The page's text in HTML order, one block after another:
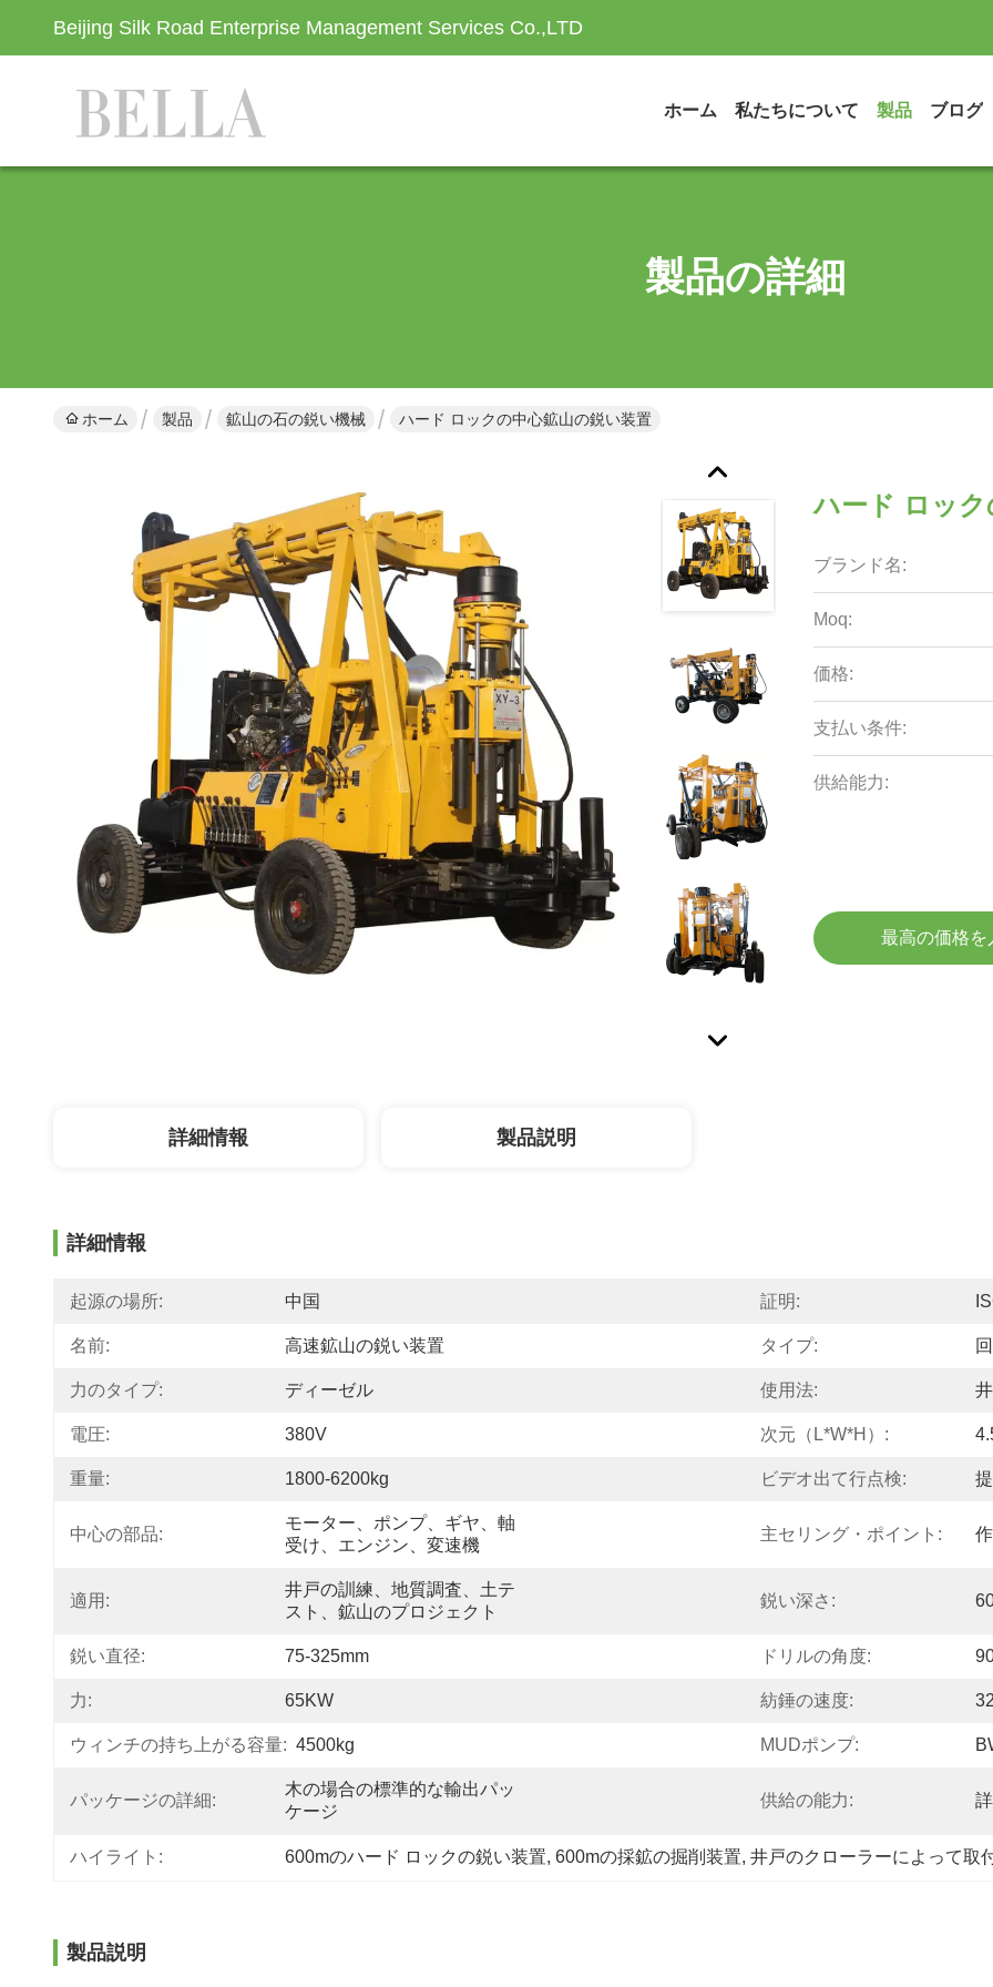
Beijing Silk Road Enterprise Management Services Co.,LTD
ホーム 私たちについて 製品 ブログ
製品の詳細
ホーム 製品 鉱山の石の鋭い機械 ハード ロックの中心鉱山の鋭い装置
ハード ロッ
ブランド名:
Moq:
価格:
支払い条件:
供給能力:
最高の価格を
詳細情報 製品説明
詳細情報
起源の場所: 中国 証明:
名前: 高速鉱山の鋭い装置 タイプ:
力のタイプ: ディーゼル 使用法:
電圧: 380V 次元（l*w*h）:
重量: 1800-6200kg ビデオ出て行点検:
中心の部品:
モーター、ポンプ、ギヤ、軸
受け、エンジン、変速機
主セリング・ポイント:
適用:
井戸の訓練、地質調査、土テ
スト、鉱山のプロジェクト
鋭い深さ:
鋭い直径: 75-325mm ドリルの角度:
力: 65KW 紡錘の速度:
ウィンチの持ち上がる容量: 4500kg MUDポンプ:
パッケージの詳細:
木の場合の標準的な輸出パッ
ケージ
供給の能力:
ハイライト: 600mのハード ロックの鋭い装置, 600mの採鉱の掘削装置, 井戸のクローラーによって取
製品説明